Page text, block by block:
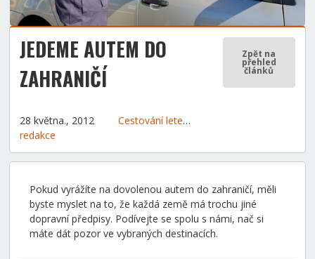
JEDEME AUTEM DO
ZAHRANIČÍ
Zpět na
přehled
článků
28 května., 2012
redakce
Cestování letem světem
Pokud vyrážíte na dovolenou autem do zahraničí, měli
byste myslet na to, že každá země má trochu jiné
dopravní předpisy. Podívejte se spolu s námi, nač si
máte dát pozor ve vybraných destinacích.